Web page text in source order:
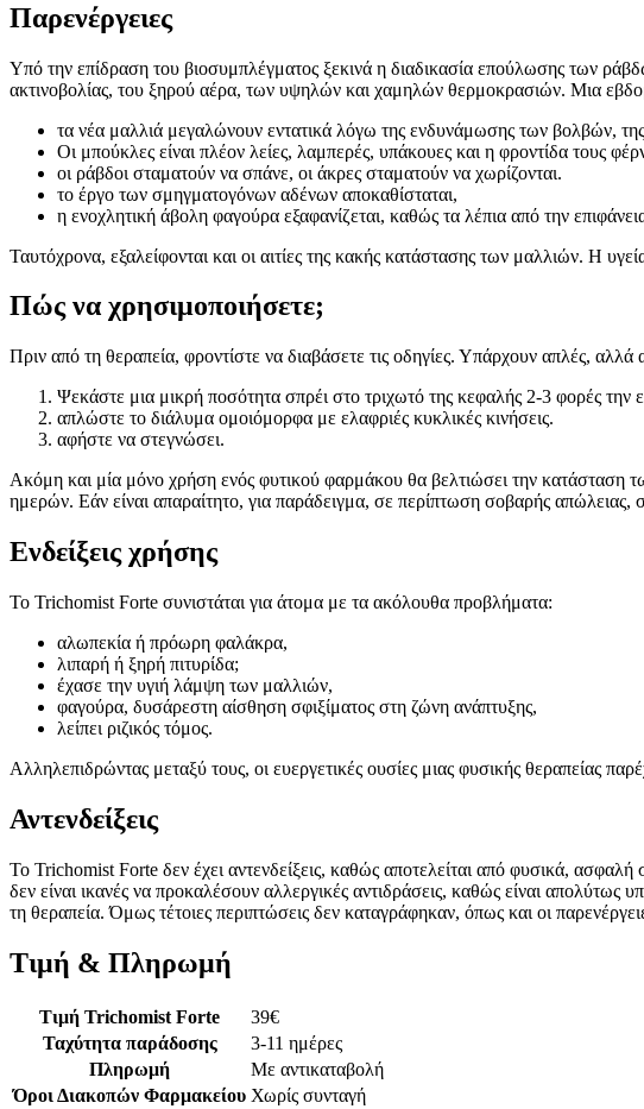
Παρενέργειες
Υπό την επίδραση του βιοσυμπλέγματος ξεκινά η διαδικασία επούλωσης των
ακτινοβολίας, του ξηρού αέρα, των υψηλών και χαμηλών θερμοκρασιών. Μια
τα νέα μαλλιά μεγαλώνουν εντατικά λόγω της ενδυνάμωσης των βολβών,
Οι μπούκλες είναι πλέον λείες, λαμπερές, υπάκουες και η φροντίδα τους
οι ράβδοι σταματούν να σπάνε, οι άκρες σταματούν να χωρίζονται.
το έργο των σμηγματογόνων αδένων αποκαθίσταται,
η ενοχλητική άβολη φαγούρα εξαφανίζεται, καθώς τα λέπια από την
Ταυτόχρονα, εξαλείφονται και οι αιτίες της κακής κατάστασης των μαλλιών. Η
Πώς να χρησιμοποιήσετε;
Πριν από τη θεραπεία, φροντίστε να διαβάσετε τις οδηγίες. Υπάρχουν απλές,
Ψεκάστε μια μικρή ποσότητα σπρέι στο τριχωτό της κεφαλής 2-3 φορές την
απλώστε το διάλυμα ομοιόμορφα με ελαφριές κυκλικές κινήσεις.
αφήστε να στεγνώσει.
Ακόμη και μία μόνο χρήση ενός φυτικού φαρμάκου θα βελτιώσει την κατάσταση
ημερών. Εάν είναι απαραίτητο, για παράδειγμα, σε περίπτωση σοβαρής
Ενδείξεις χρήσης
Το Trichomist Forte συνιστάται για άτομα με τα ακόλουθα προβλήματα:
αλωπεκία ή πρόωρη φαλάκρα,
λιπαρή ή ξηρή πιτυρίδα;
έχασε την υγιή λάμψη των μαλλιών,
φαγούρα, δυσάρεστη αίσθηση σφιξίματος στη ζώνη ανάπτυξης,
λείπει ριζικός τόμος.
Αλληλεπιδρώντας μεταξύ τους, οι ευεργετικές ουσίες μιας φυσικής θεραπείας
Αντενδείξεις
Το Trichomist Forte δεν έχει αντενδείξεις, καθώς αποτελείται από φυσικά,
δεν είναι ικανές να προκαλέσουν αλλεργικές αντιδράσεις, καθώς είναι
τη θεραπεία. Όμως τέτοιες περιπτώσεις δεν καταγράφηκαν, όπως και οι
Τιμή & Πληρωμή
Τιμή Trichomist Forte 39€
Ταχύτητα παράδοσης
3-11 ημέρες
Πληρωμή
Με αντικαταβολή
Όροι Διακοπών Φαρμακείου Χωρίς συνταγή